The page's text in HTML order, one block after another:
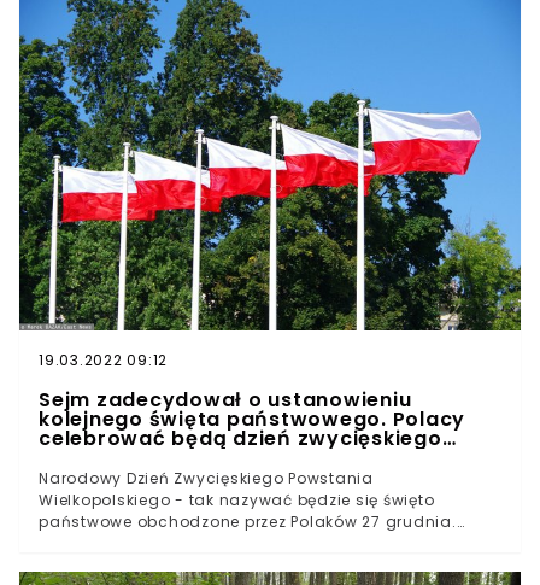
19.03.2022 09:12
Sejm zadecydował o ustanowieniu
kolejnego święta państwowego. Polacy
celebrować będą dzień zwycięskiego
Narodowy Dzień Zwycięskiego Powstania
Wielkopolskiego - tak nazywać będzie się święto
państwowe obchodzone przez Polaków 27 grudnia.